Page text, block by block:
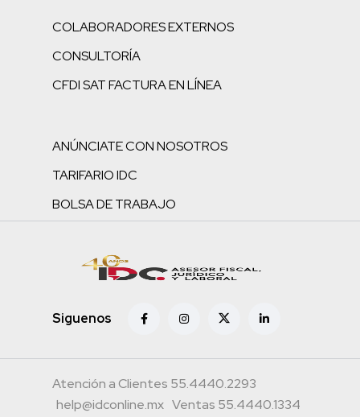
COLABORADORES EXTERNOS
CONSULTORÍA
CFDI SAT FACTURA EN LÍNEA
ANÚNCIATE CON NOSOTROS
TARIFARIO IDC
BOLSA DE TRABAJO
Siguenos
Atención a Clientes 55.4440.2293
help@idconline.mx Ventas 55.4440.1334